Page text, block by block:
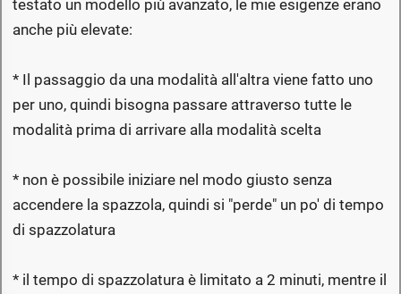
testato un modello più avanzato, le mie esigenze erano
anche più elevate:
* Il passaggio da una modalità all'altra viene fatto uno
per uno, quindi bisogna passare attraverso tutte le
modalità prima di arrivare alla modalità scelta
* non è possibile iniziare nel modo giusto senza
accendere la spazzola, quindi si "perde" un po' di tempo
di spazzolatura
* il tempo di spazzolatura è limitato a 2 minuti, mentre il